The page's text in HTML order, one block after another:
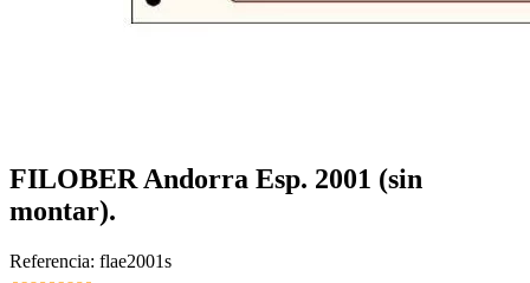
FILOBER Andorra Esp. 2001 (sin
montar).
Referencia: flae2001s